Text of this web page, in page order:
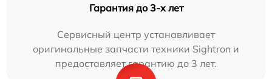
Гарантия до 3-х лет
Сервисный центр устанавливает
оригинальные запчасти техники Sightron и
предоставляет гарантию до 3 лет.